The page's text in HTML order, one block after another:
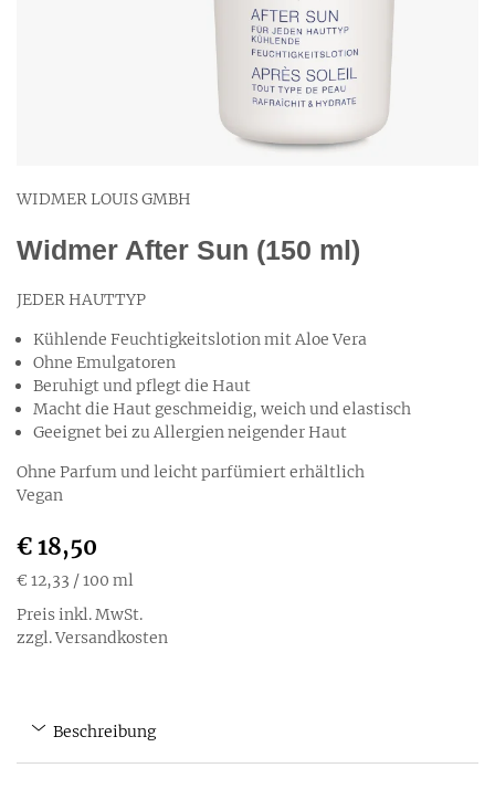
WIDMER LOUIS GMBH
Widmer After Sun (150 ml)
JEDER HAUTTYP
Kühlende Feuchtigkeitslotion mit Aloe Vera
Ohne Emulgatoren
Beruhigt und pflegt die Haut
Macht die Haut geschmeidig, weich und elastisch
Geeignet bei zu Allergien neigender Haut
Ohne Parfum und leicht parfümiert erhältlich
Vegan
€ 18,50
€ 12,33 / 100 ml
Preis inkl. MwSt.
zzgl. Versandkosten
Beschreibung